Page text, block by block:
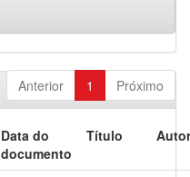
Anterior 1 Próximo
Data do
documento
Título